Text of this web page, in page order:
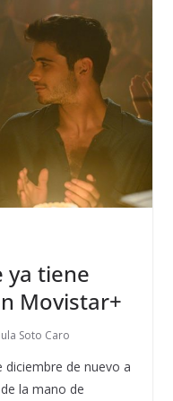
ya tiene
Movistar+
Soto Caro
diciembre de nuevo a
la mano de